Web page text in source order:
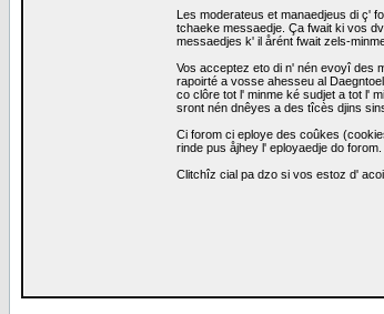
Les moderateus et manaedjeus di ç'
tchaeke messaedje. Ça fwait ki vos
messaedjes k' il årént fwait zels-
Vos acceptez eto di n' nén evoyî des
rapoirté a vosse ahesseu al
co clôre tot l' minme ké sudjet a tot l'
sront nén dnêyes a des tîcès djins
Ci forom ci eploye des coûkes
rinde pus åjhey l' eployaedje do
Clitchîz cial pa dzo si vos estoz d'